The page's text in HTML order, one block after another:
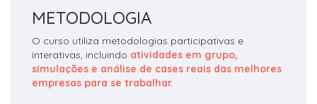
METODOLOGIA
O curso utiliza metodologias participativas e
interativas, incluindo atividades em grupo,
simulações e análise de cases reais das melhores
empresas para se trabalhar.